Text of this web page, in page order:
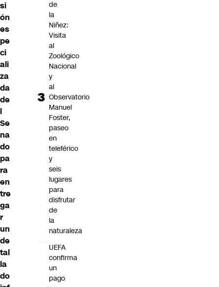
si
ón
es
pe
ci
ali
za
da
de
l
Se
na
do
pa
ra
en
tre
ga
r
un
de
tal
la
do
de
la
Niñez:
Visita
al
Zoológico
Nacional
y
al
Observatorio
Manuel
Foster,
paseo
en
teleférico
y
seis
lugares
para
disfrutar
de
la
naturaleza
UEFA
confirma
un
pago